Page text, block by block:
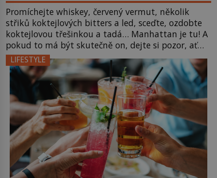
Promíchejte whiskey, červený vermut, několik
střiků koktejlových bitters a led, sceďte, ozdobte
koktejlovou třešinkou a tadá… Manhattan je tu! A
pokud to má být skutečně on, dejte si pozor, ať
místo klasické americké rye whiskey či klidně
bourbonu nepoužijete skotskou whisku. Co se
stane? Inu, koktejl bude stále skvělý, ale už to
nebude Manhattan ale […]
LIFESTYLE